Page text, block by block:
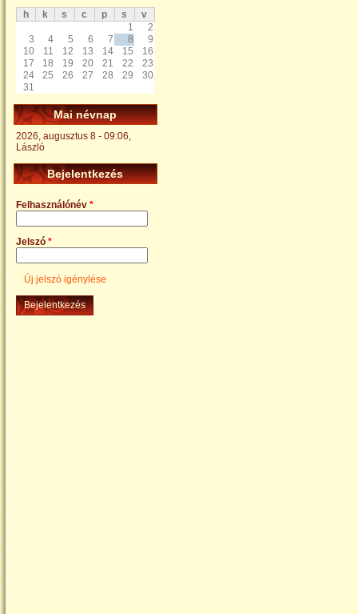
h k s c p s
v
1
2
3
4 5 6 7 8
9
10
11 12 13 14 15
16
17
18 19 20 21 22
23
24
25 26 27 28 29
30
31
Mai névnap
2026, augusztus 8 - 09:06,
László
Bejelentkezés
Felhasználónév *
Jelszó *
Új jelszó igénylése